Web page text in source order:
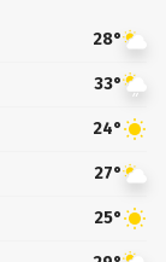
28°
33°
24°
27°
25°